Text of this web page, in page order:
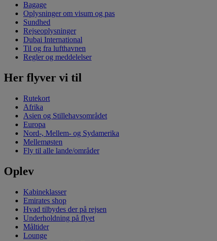
Bagage
Oplysninger om visum og pas
Sundhed
Rejseoplysninger
Dubai International
Til og fra lufthavnen
Regler og meddelelser
Her flyver vi til
Rutekort
Afrika
Asien og Stillehavsområdet
Europa
Nord-, Mellem- og Sydamerika
Mellemøsten
Fly til alle lande/områder
Oplev
Kabineklasser
Emirates shop
Hvad tilbydes der på rejsen
Underholdning på flyet
Måltider
Lounge